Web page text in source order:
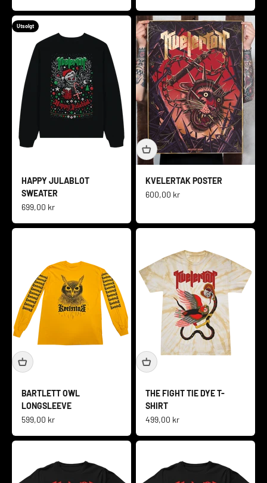
Utsolgt
HAPPY JULABLOT
SWEATER
Salgspris
699,00 kr
KVELERTAK POSTER
Salgspris
600,00 kr
BARTLETT OWL
LONGSLEEVE
Salgspris
599,00 kr
THE FIGHT TIE DYE T-
SHIRT
Salgspris
499,00 kr